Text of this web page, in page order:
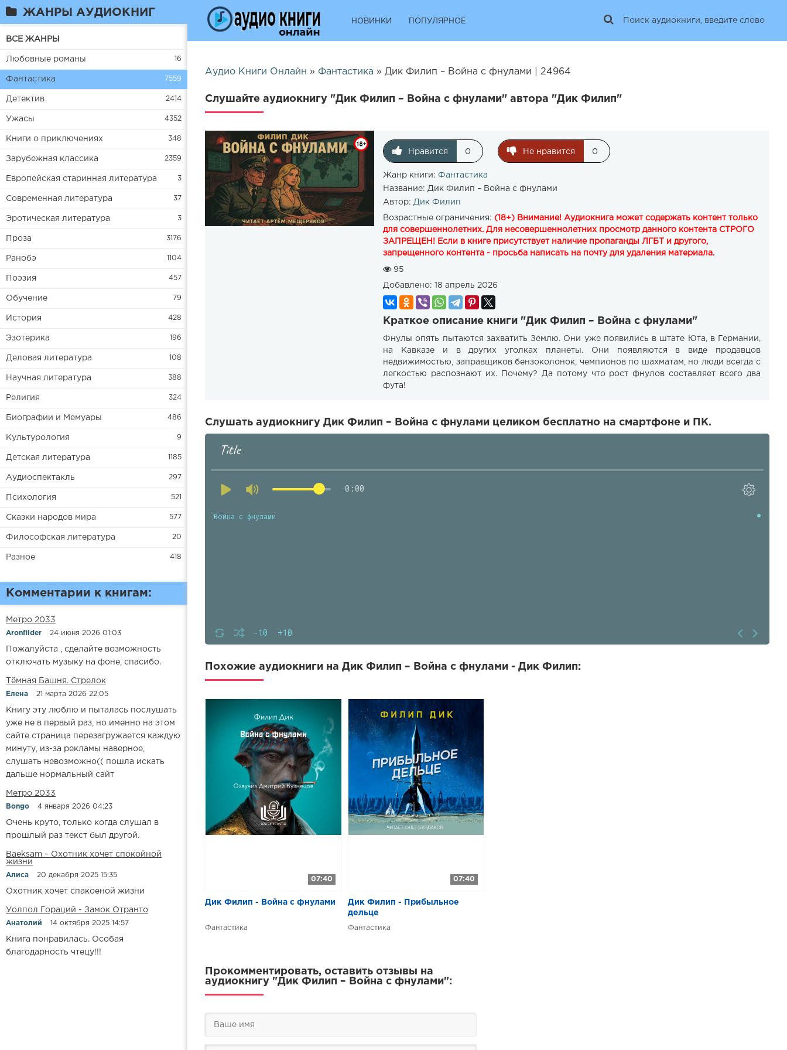
ЖАНРЫ АУДИОКНИГ
ВСЕ ЖАНРЫ
Любовные романы 16
Фантастика 7559
Детектив 2414
Ужасы 4352
Книги о приключениях 348
Зарубежная классика 2359
Европейская старинная литература 3
Современная литература 37
Эротическая литература 3
Проза 3176
Ранобэ 1104
Поэзия 457
Обучение 79
История 428
Эзотерика 196
Деловая литература 108
Научная литература 388
Религия 324
Биографии и Мемуары 486
Культурология 9
Детская литература 1185
Аудиоспектакль 297
Психология 521
Сказки народов мира 577
Философская литература 20
Разное 418
Комментарии к книгам:
Метро 2033
Aronfilder 24 июня 2026 01:03
Пожалуйста , сделайте возможность
отключать музыку на фоне, спасибо.
​​Тёмная Башня. Стрелок
Елена 21 марта 2026 22:05
Книгу эту люблю и пыталась послушать
уже не в первый раз, но именно на этом
сайте страница перезагружается каждую
минуту, из-за рекламы наверное,
слушать невозможно(( пошла искать
дальше нормальный сайт
Метро 2033
Bongo 4 января 2026 04:23
Очень круто, только когда слушал в
прошлый раз текст был другой.
Baeksam – Охотник хочет спокойной
жизни
Алиса 20 декабря 2025 15:35
Охотник хочет спакоеной жизни
Уолпол Гораций - Замок Отранто
Анатолий 14 октября 2025 14:57
Книга понравилась. Особая
благодарность чтецу!!!
НОВИНКИ ПОПУЛЯРНОЕ
Аудио Книги Онлайн » Фантастика » Дик Филип – Война с фнулами | 24964
Слушайте аудиокнигу "Дик Филип – Война с фнулами" автора "Дик Филип"
Нравится 0 Не нравится 0
Жанр книги:Фантастика
Название: Дик Филип – Война с фнулами
Автор: Дик Филип
Возрастные ограничения: (18+) Внимание! Аудиокнига может содержать контент только
для совершеннолетних. Для несовершеннолетних просмотр данного контента СТРОГО
ЗАПРЕЩЕН! Если в книге присутствует наличие пропаганды ЛГБТ и другого,
запрещенного контента - просьба написать на почту для удаления материала.
95
Добавлено: 18 апрель 2026
Краткое описание книги "Дик Филип – Война с фнулами"
Фнулы опять пытаются захватить Землю. Они уже появились в штате Юта, в Германии,
на Кавказе и в других уголках планеты. Они появляются в виде продавцов
недвижимостью, заправщиков бензоколонок, чемпионов по шахматам, но люди всегда с
легкостью распознают их. Почему? Да потому что рост фнулов составляет всего два
фута!
Слушать аудиокнигу Дик Филип – Война с фнулами целиком бесплатно на смартфоне и ПК.
Title
0:00
-10 +10
Война с фнулами
Похожие аудиокниги на Дик Филип – Война с фнулами - Дик Филип:
07:40
Дик Филип - Война с фнулами
Фантастика
07:40
Дик Филип - Прибыльное
дельце
Фантастика
Прокомментировать, оставить отзывы на
аудиокнигу "Дик Филип – Война с фнулами":